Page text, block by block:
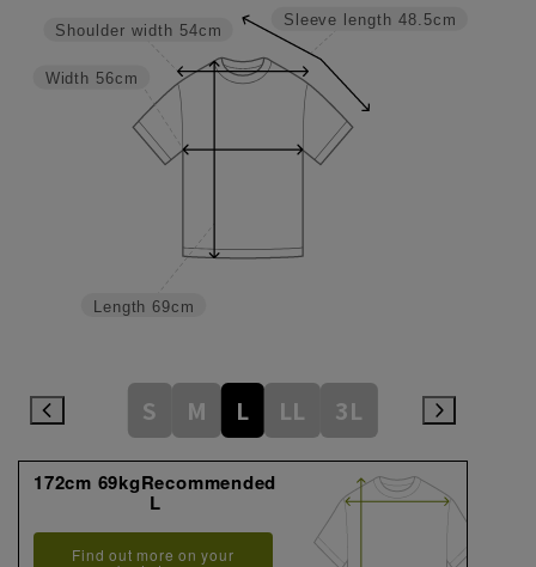
Sleeve length 48.5cm
Length 69cm
Width 56cm
Shoulder width 54cm
S M L LL 3L
172cm 69kgRecommended
L
Find out more on your